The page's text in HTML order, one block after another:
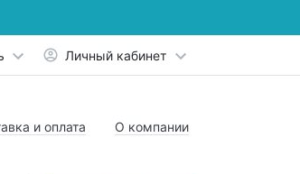
Личный кабинет
и оплата О компании